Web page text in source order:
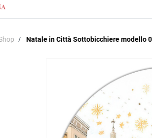
Natale in Città Sottobicchiere modello